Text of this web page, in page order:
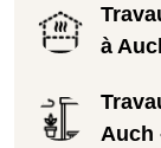
à
Auch